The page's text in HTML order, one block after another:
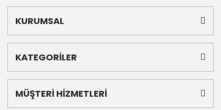
KURUMSAL
KATEGORİLER
MÜŞTERİ HİZMETLERİ